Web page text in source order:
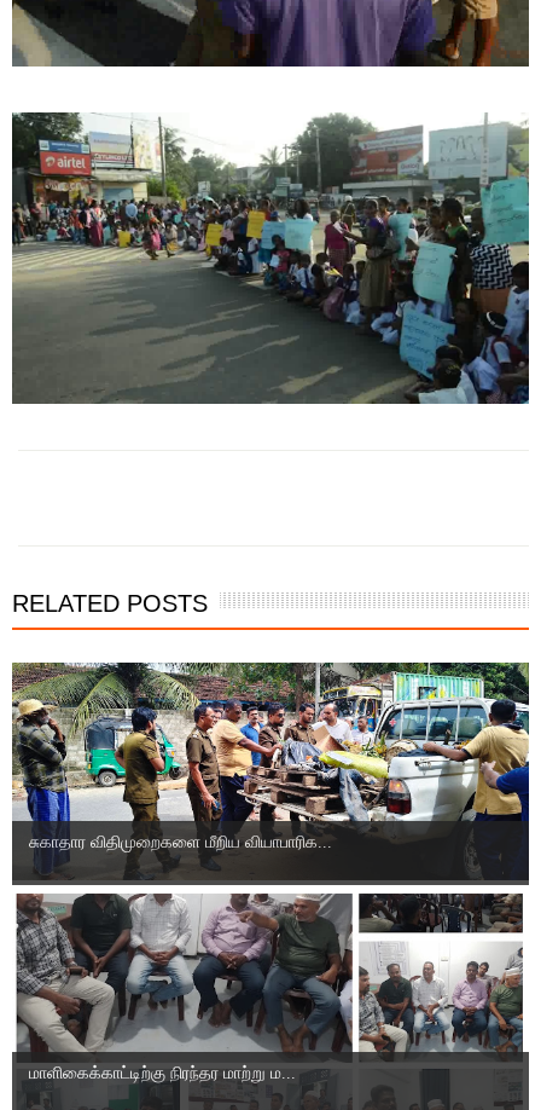
RELATED POSTS
சுகாதார விதிமுறைகளை மீறிய வியாபாரிக...
மாளிகைக்காட்டிற்கு நிரந்தர மாற்று ம...